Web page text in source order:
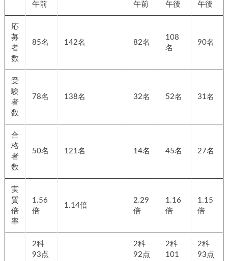
午前
午前
午後
午後
応
募
者
数
85名 142名 82名
108
名
90名
受
験
者
数
78名 138名 32名 52名 31名
合
格
者
数
50名 121名 14名 45名 27名
実
質
倍
率
1.56
倍
1.14倍
2.29
倍
1.16
倍
1.15
倍
2科
93点
2科
92点
2科
101
2科
93点